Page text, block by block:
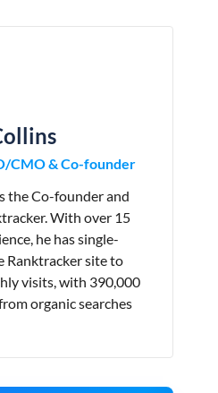
CMO & Co-founder
the Co-founder and
With over 15
he has single-
Ranktracker site to
visits, with 390,000
organic searches